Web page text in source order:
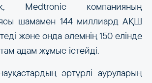
Medtronic компанияның
шамамен 144 миллиард АҚШ
және онда әлемнің 150 елінде
адам жұмыс істейді.
әртүрлі ауруларың